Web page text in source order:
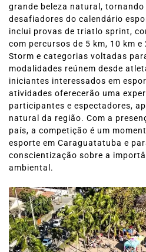
grande beleza natural,
desafiadores do calendário
inclui provas de triatlo sprint,
com percursos de 5 km, 10 km e
Storm e categorias voltadas
modalidades reúnem desde
iniciantes interessados em
atividades oferecerão uma
participantes e espectadores,
natural da região. Com a
país, a competição é um
esporte em Caraguatatuba e
conscientização sobre a
ambiental.